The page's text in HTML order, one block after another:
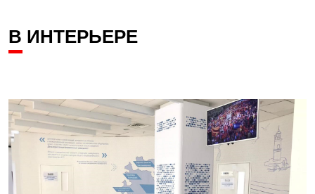
В ИНТЕРЬЕРЕ